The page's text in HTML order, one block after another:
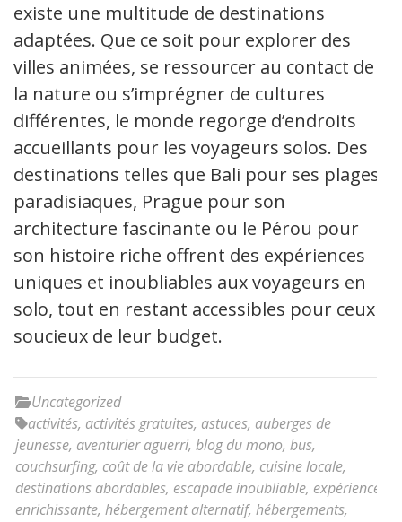
existe une multitude de destinations
adaptées. Que ce soit pour explorer des
villes animées, se ressourcer au contact de
la nature ou s’imprégner de cultures
différentes, le monde regorge d’endroits
accueillants pour les voyageurs solos. Des
destinations telles que Bali pour ses plages
paradisiaques, Prague pour son
architecture fascinante ou le Pérou pour
son histoire riche offrent des expériences
uniques et inoubliables aux voyageurs en
solo, tout en restant accessibles pour ceux
soucieux de leur budget.
Uncategorized
activités, activités gratuites, astuces, auberges de
jeunesse, aventurier aguerri, blog du mono, bus,
couchsurfing, coût de la vie abordable, cuisine locale,
destinations abordables, escapade inoubliable, expérience
enrichissante, hébergement alternatif, hébergements,